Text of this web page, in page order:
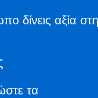
δίνεις αξία
τα